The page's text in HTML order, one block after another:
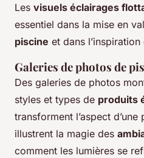
Les visuels éclairages
essentiel dans la mise en
piscine et dans
Galeries de photos de
Des galeries de photos
styles et types de produits
transforment l’aspect
illustrent la magie des
comment les lumières se